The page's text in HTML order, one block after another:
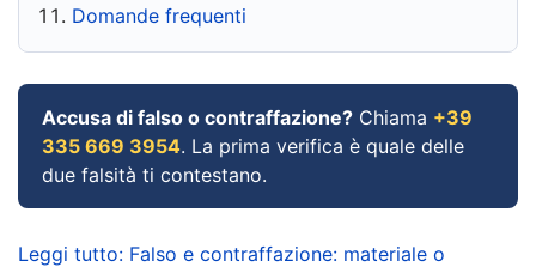
Domande frequenti
Accusa di falso o contraffazione? Chiama +39
335 669 3954. La prima verifica è quale delle
due falsità ti contestano.
Leggi tutto: Falso e contraffazione: materiale o